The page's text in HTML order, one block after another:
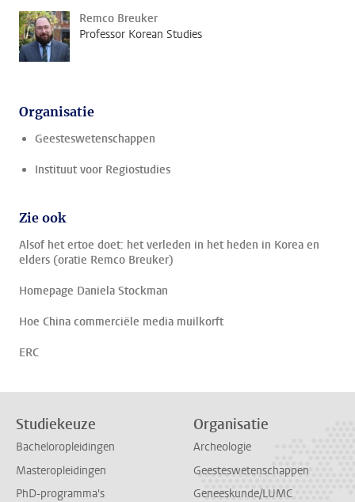
Remco Breuker
Professor Korean Studies
Organisatie
Geesteswetenschappen
Instituut voor Regiostudies
Zie ook
Alsof het ertoe doet: het verleden in het heden in Korea en
elders (oratie Remco Breuker)
Homepage Daniela Stockman
Hoe China commerciële media muilkorft
ERC
Studiekeuze
Bacheloropleidingen
Masteropleidingen
PhD-programma's
Organisatie
Archeologie
Geesteswetenschappen
Geneeskunde/LUMC